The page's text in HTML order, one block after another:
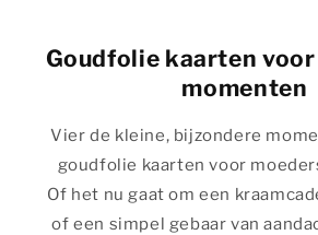
Goudfolie kaarten
momenten
Vier de kleine, bijzondere
goudfolie kaarten voor
Of het nu gaat om een
of een simpel gebaar van